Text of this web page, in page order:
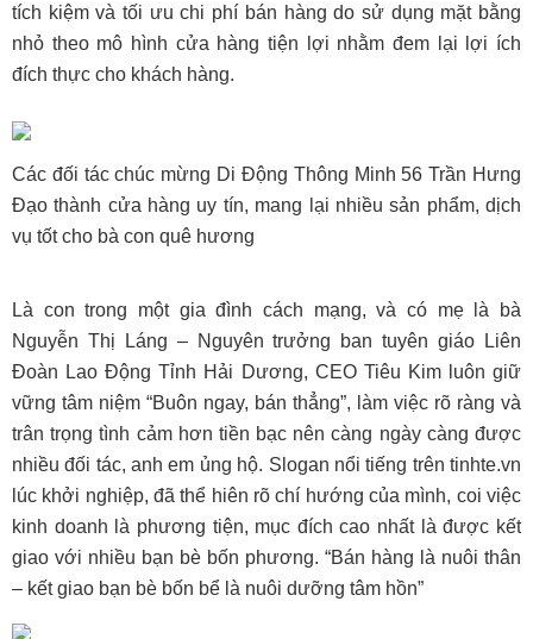
tích kiệm và tối ưu chi phí bán hàng do sử dụng mặt bằng
nhỏ theo mô hình cửa hàng tiện lợi nhằm đem lại lợi ích
đích thực cho khách hàng.
Các đối tác chúc mừng Di Động Thông Minh 56 Trần Hưng
Đạo thành cửa hàng uy tín, mang lại nhiều sản phẩm, dịch
vụ tốt cho bà con quê hương
Là con trong một gia đình cách mạng, và có mẹ là bà
Nguyễn Thị Láng – Nguyên trưởng ban tuyên giáo Liên
Đoàn Lao Động Tỉnh Hải Dương, CEO Tiêu Kim luôn giữ
vững tâm niệm “Buôn ngay, bán thẳng”, làm việc rõ ràng và
trân trọng tình cảm hơn tiền bạc nên càng ngày càng được
nhiều đối tác, anh em ủng hộ. Slogan nổi tiếng trên tinhte.vn
lúc khởi nghiệp, đã thể hiên rõ chí hướng của mình, coi việc
kinh doanh là phương tiện, mục đích cao nhất là được kết
giao với nhiều bạn bè bốn phương. “Bán hàng là nuôi thân
– kết giao bạn bè bốn bể là nuôi dưỡng tâm hồn”